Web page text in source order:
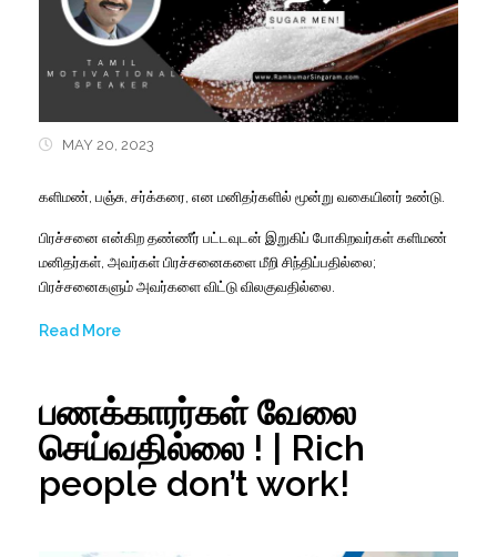
MAY 20, 2023
களிமண், பஞ்சு, சர்க்கரை, என மனிதர்களில் மூன்று வகையினர் உண்டு.
பிரச்சனை என்கிற தண்ணீர் பட்டவுடன் இறுகிப் போகிறவர்கள் களிமண்
மனிதர்கள், அவர்கள் பிரச்சனைகளை மீறி சிந்திப்பதில்லை;
பிரச்சனைகளும் அவர்களை விட்டு விலகுவதில்லை.
Read More
பணக்காரர்கள் வேலை
செய்வதில்லை ! | Rich
people don’t work!